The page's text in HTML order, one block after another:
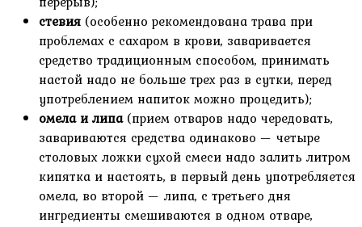
стевия (особенно рекомендована трава при
проблемах с сахаром в крови, заваривается
средство традиционным способом, принимать
настой надо не больше трех раз в сутки, перед
употреблением напиток можно процедить);
омела и липа(прием отваров надо чередовать,
завариваются средства одинаково — четыре
столовых ложки сухой смеси надо залить литром
кипятка и настоять, в первый день употребляется
омела, во второй — липа, с третьего дня
ингредиенты смешиваются в одном отваре,